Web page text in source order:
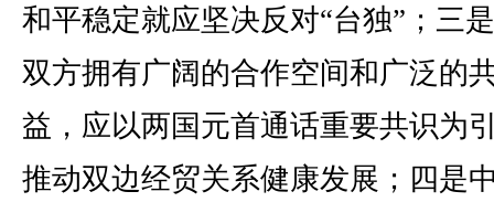
和平稳定就应坚决反对“台独”；三
双方拥有广阔的合作空间和广泛的
益，应以两国元首通话重要共识为
推动双边经贸关系健康发展；四是